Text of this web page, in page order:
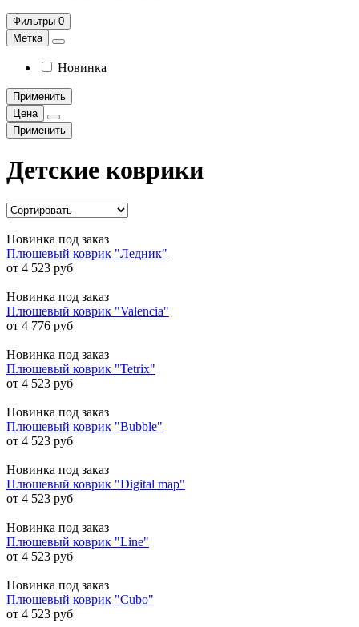
Фильтры 0
Метка
Новинка
Применить
Цена
Применить
Детские коврики
Новинка под заказ
Плюшевый коврик "Ледник"
от 4 523 руб
Новинка под заказ
Плюшевый коврик "Valencia"
от 4 776 руб
Новинка под заказ
Плюшевый коврик "Tetrix"
от 4 523 руб
Новинка под заказ
Плюшевый коврик "Bubble"
от 4 523 руб
Новинка под заказ
Плюшевый коврик "Digital map"
от 4 523 руб
Новинка под заказ
Плюшевый коврик "Line"
от 4 523 руб
Новинка под заказ
Плюшевый коврик "Cubo"
от 4 523 руб